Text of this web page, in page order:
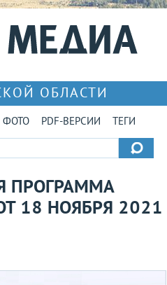
ОБЛАСТИ
ФОТО PDF-ВЕРСИИ ТЕГИ
ПРОГРАММА
18 НОЯБРЯ 2021